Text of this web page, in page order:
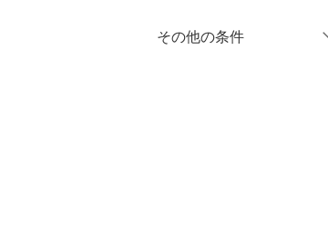
靴下・レッグウェア
クリア 絞り込み
％OFF～ ％OFF
その他の条件